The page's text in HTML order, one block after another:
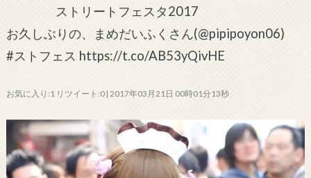
ストリートフェスタ2017
お久しぶりの、まめだいふくさん(@pipipoyon06)
#ストフェス https://t.co/AB53yQivHE
お気に入り:1 リツイート:0 | 2017年03月21日 00時01分13秒